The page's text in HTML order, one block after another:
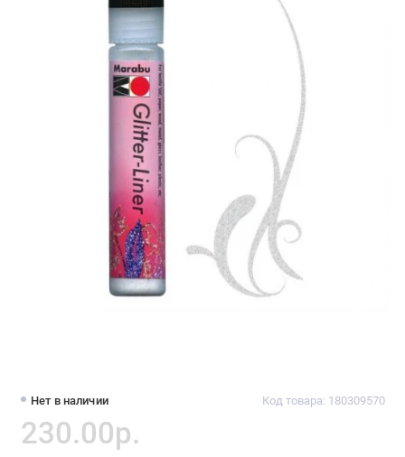
Нет в наличии Код товара: 180309570
230.00р.